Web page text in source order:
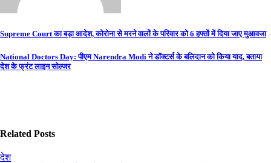
Post
navigation
Supreme Court का बड़ा आदेश, कोरोना से मरने वालों के परिवार को 6 हफ्तों में दिया जाए मुआवजा
National Doctors Day: पीएम Narendra Modi ने डॉक्टर्स के बलिदान को किया याद, बताया
देश के फ्रंट लाइन सोल्जर
Related Posts
देश